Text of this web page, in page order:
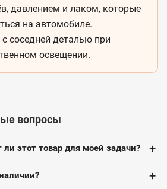
давлением и лаком, которые
на автомобиле.
соседней деталью при
освещении.
вопросы
ли этот товар для моей задачи? +
+